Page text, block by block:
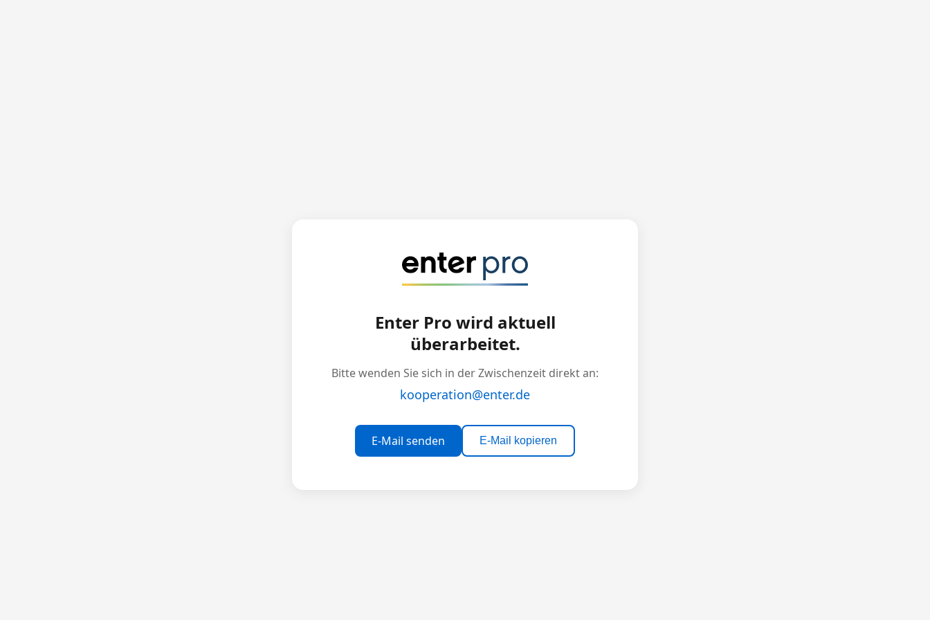
Enter Pro wird aktuell
überarbeitet.
Bitte wenden Sie sich in der Zwischenzeit direkt an:
kooperation@enter.de
E-Mail senden E-Mail kopieren